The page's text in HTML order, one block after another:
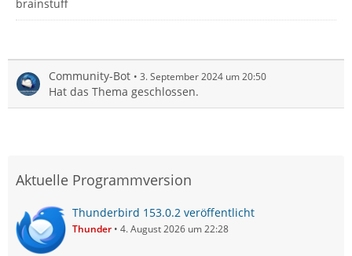
brainstuff
Community-Bot 3. September 2024 um 20:50
Hat das Thema geschlossen.
Aktuelle Programmversion
Thunderbird 153.0.2 veröffentlicht
Thunder 4. August 2026 um 22:28